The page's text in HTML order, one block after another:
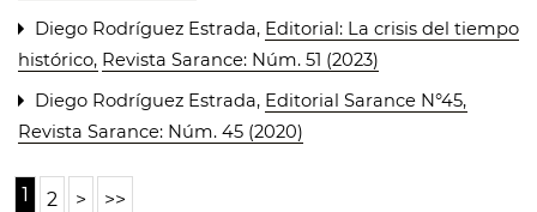
Diego Rodríguez Estrada, Editorial: La crisis del tiempo
histórico, Revista Sarance: Núm. 51 (2023)
Diego Rodríguez Estrada, Editorial Sarance N°45,
Revista Sarance: Núm. 45 (2020)
1 2 > >>